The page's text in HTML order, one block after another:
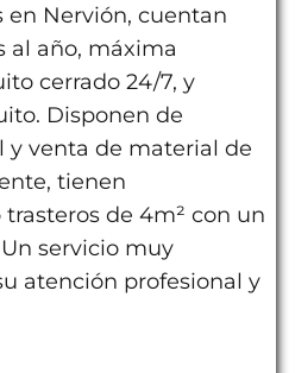
en Nervión, cuentan
al año, máxima
cerrado 24/7, y
Disponen de
y venta de material de
tienen
de 4m² con un
servicio muy
atención profesional y